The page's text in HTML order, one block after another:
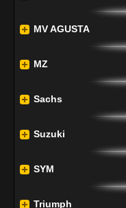
MV AGUSTA
MZ
Sachs
Suzuki
SYM
Triumph